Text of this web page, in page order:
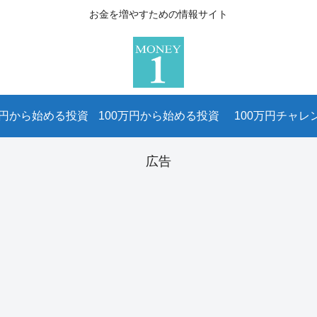
お金を増やすための情報サイト
から始める投資 100万円から始める投資 100万円チャレ
広告